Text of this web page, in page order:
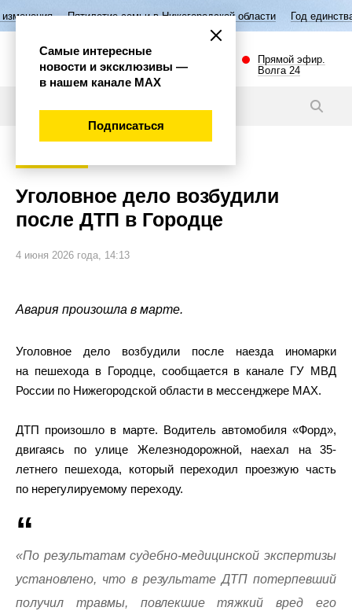
Пятилетие семьи в Нижегородской области Год единства народов
Прямой эфир.
Волга 24
Уголовное дело возбудили
после ДТП в Городце
4 июня 2026 года, 14:13
Авария произошла в марте.
Уголовное дело возбудили после наезда иномарки
на пешехода в Городце, сообщается в канале ГУ МВД
России по Нижегородской области в мессенджере МАХ.
ДТП произошло в марте. Водитель автомобиля «Форд»,
двигаясь по улице Железнодорожной, наехал на 35-
летнего пешехода, который переходил проезжую часть
по нерегулируемому переходу.
«По результатам судебно-медицинской экспертизы
установлено, что в результате ДТП потерпевший
получил травмы, повлекшие тяжкий вред его
Самые интересные
новости и эксклюзивы —
в нашем канале МАХ
Подписаться